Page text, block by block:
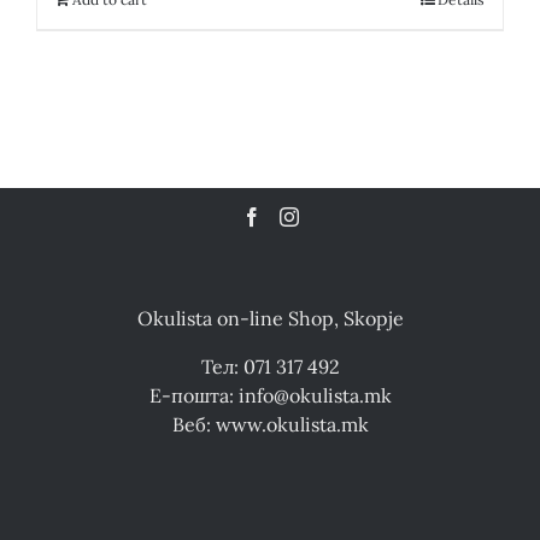
Okulista on-line Shop, Skopje
Тел: 071 317 492
Е-пошта: info@okulista.mk
Веб: www.okulista.mk